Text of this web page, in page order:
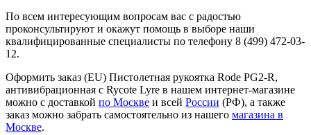
По всем интересующим вопросам вас с радостью
проконсультируют и окажут помощь в выборе наши
квалифицированные специалисты по телефону 8 (499) 472-03-
12.
Оформить заказ (EU) Пистолетная рукоятка Rode PG2-R,
антивибрационная с Rycote Lyre в нашем интернет-магазине
можно с доставкой по Москве и всей России (РФ), а также
заказ можно забрать самостоятельно из нашего магазина в
Москве.